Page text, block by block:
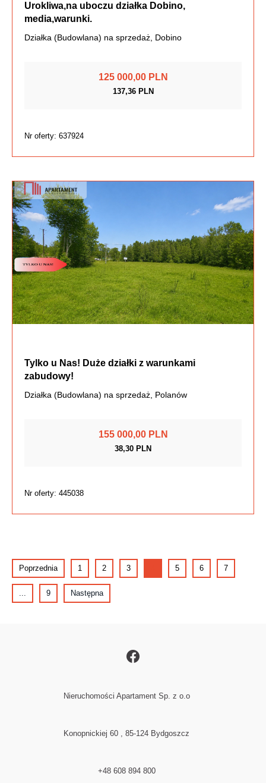
Urokliwa,na uboczu działka Dobino,
media,warunki.
Działka (Budowlana) na sprzedaż, Dobino
125 000,00 PLN
137,36 PLN
Nr oferty: 637924
Tylko u Nas! Duże działki z warunkami
zabudowy!
Działka (Budowlana) na sprzedaż, Polanów
155 000,00 PLN
38,30 PLN
Nr oferty: 445038
Poprzednia 1 2 3 5 6 7
... 9 Następna
Nieruchomości Apartament Sp. z o.o
Konopnickiej 60 , 85-124 Bydgoszcz
+48 608 894 800